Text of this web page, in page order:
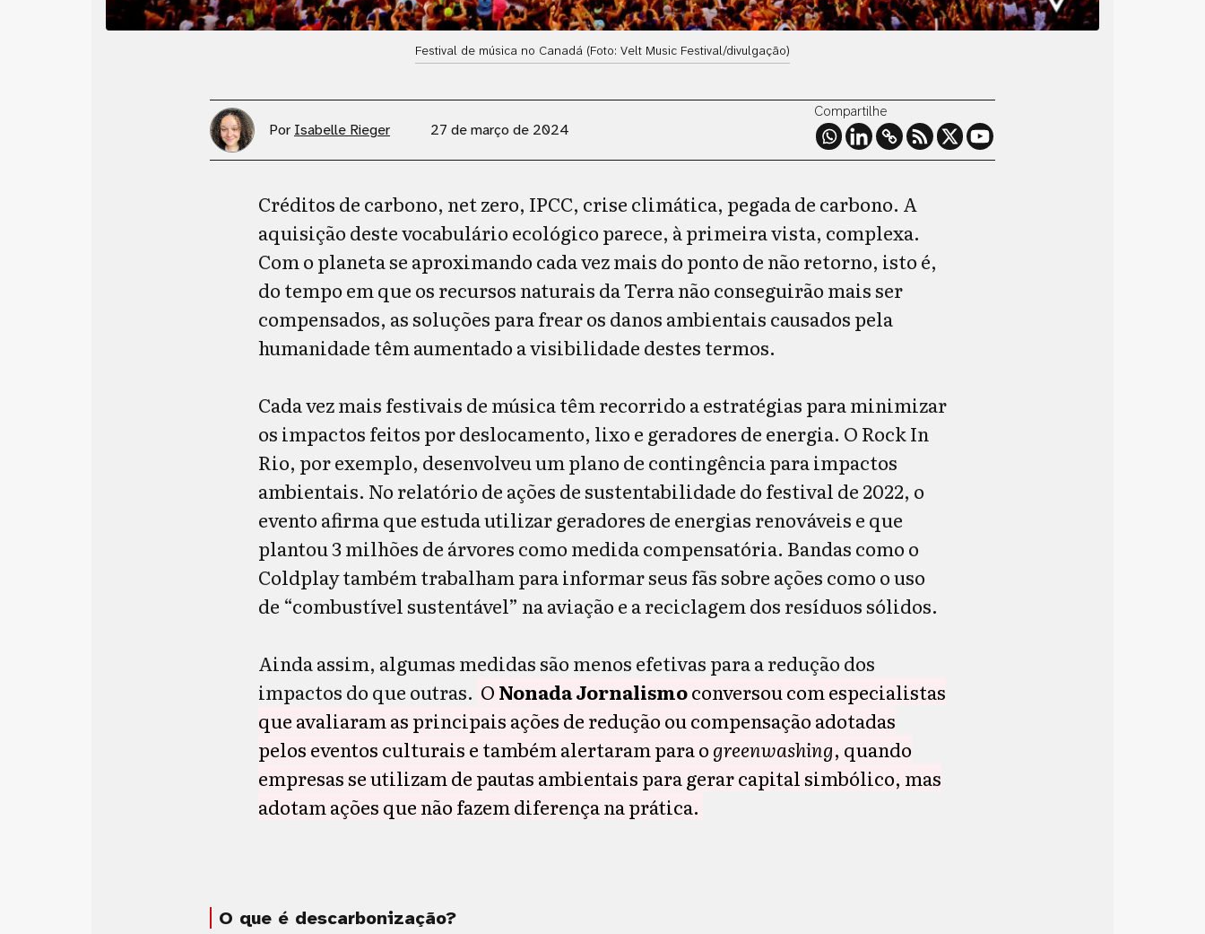
Festival de música no Canadá (Foto: Velt Music Festival/divulgação)
Por Isabelle Rieger 27 de março de 2024
Compartilhe
Créditos de carbono, net zero, IPCC, crise climática, pegada de carbono. A
aquisição deste vocabulário ecológico parece, à primeira vista, complexa.
Com o planeta se aproximando cada vez mais do ponto de não retorno, isto é,
do tempo em que os recursos naturais da Terra não conseguirão mais ser
compensados, as soluções para frear os danos ambientais causados pela
humanidade têm aumentado a visibilidade destes termos.
Cada vez mais festivais de música têm recorrido a estratégias para minimizar
os impactos feitos por deslocamento, lixo e geradores de energia. O Rock In
Rio, por exemplo, desenvolveu um plano de contingência para impactos
ambientais. No relatório de ações de sustentabilidade do festival de 2022, o
evento afirma que estuda utilizar geradores de energias renováveis e que
plantou 3 milhões de árvores como medida compensatória. Bandas como o
Coldplay também trabalham para informar seus fãs sobre ações como o uso
de “combustível sustentável” na aviação e a reciclagem dos resíduos sólidos.
Ainda assim, algumas medidas são menos efetivas para a redução dos
impactos do que outras. ONonada Jornalismoconversou com especialistas
que avaliaram as principais ações de redução ou compensação adotadas
pelos eventos culturais e também alertaram para ogreenwashing, quando
empresas se utilizam de pautas ambientais para gerar capital simbólico, mas
adotam ações que não fazem diferença na prática.
O que é descarbonização?